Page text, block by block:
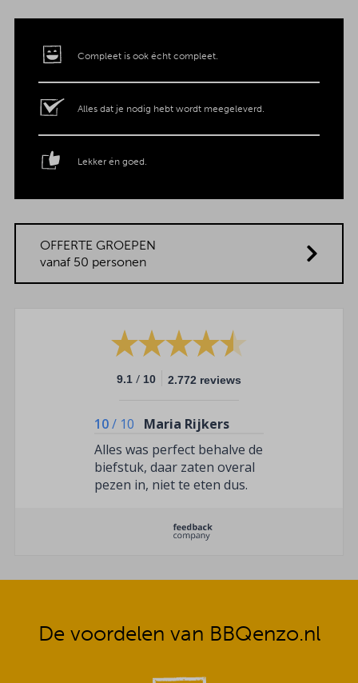
Compleet is ook écht compleet.
Alles dat je nodig hebt wordt meegeleverd.
Lekker én goed.
OFFERTE GROEPEN
vanaf 50 personen
9.1 / 10 2.772 reviews
10/ 10
Maria Rijkers
Alles was perfect behalve de
biefstuk, daar zaten overal
pezen in, niet te eten dus.
De voordelen van BBQenzo.nl